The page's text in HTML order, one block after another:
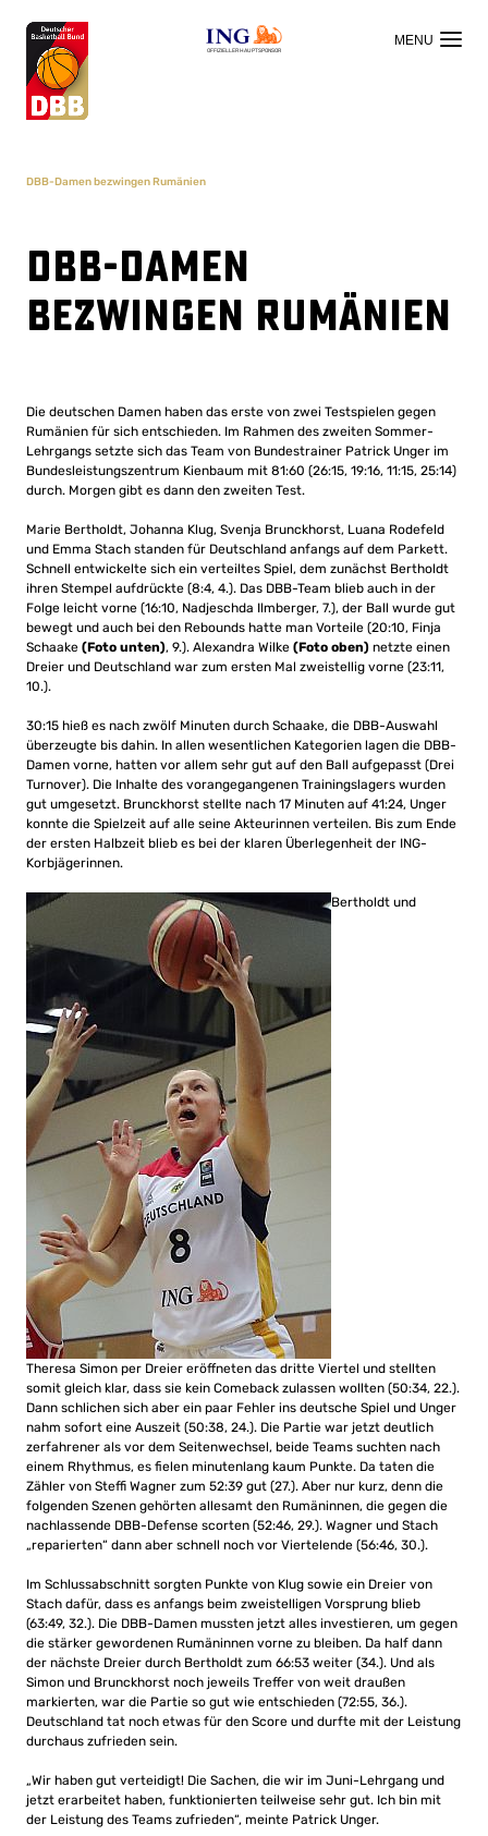
OFFIZIELLER HAUPTSPONSOR
DBB-Damen bezwingen Rumänien
DBB-Damen
bezwingen Rumänien
Die deutschen Damen haben das erste von zwei Testspielen gegen
Rumänien für sich entschieden. Im Rahmen des zweiten Sommer-
Lehrgangs setzte sich das Team von Bundestrainer Patrick Unger im
Bundesleistungszentrum Kienbaum mit 81:60 (26:15, 19:16, 11:15, 25:14)
durch. Morgen gibt es dann den zweiten Test.
Marie Bertholdt, Johanna Klug, Svenja Brunckhorst, Luana Rodefeld
und Emma Stach standen für Deutschland anfangs auf dem Parkett.
Schnell entwickelte sich ein verteiltes Spiel, dem zunächst Bertholdt
ihren Stempel aufdrückte (8:4, 4.). Das DBB-Team blieb auch in der
Folge leicht vorne (16:10, Nadjeschda Ilmberger, 7.), der Ball wurde gut
bewegt und auch bei den Rebounds hatte man Vorteile (20:10, Finja
Schaake (Foto unten), 9.). Alexandra Wilke (Foto oben) netzte einen
Dreier und Deutschland war zum ersten Mal zweistellig vorne (23:11,
10.).
30:15 hieß es nach zwölf Minuten durch Schaake, die DBB-Auswahl
überzeugte bis dahin. In allen wesentlichen Kategorien lagen die DBB-
Damen vorne, hatten vor allem sehr gut auf den Ball aufgepasst (Drei
Turnover). Die Inhalte des vorangegangenen Trainingslagers wurden
gut umgesetzt. Brunckhorst stellte nach 17 Minuten auf 41:24, Unger
konnte die Spielzeit auf alle seine Akteurinnen verteilen. Bis zum Ende
der ersten Halbzeit blieb es bei der klaren Überlegenheit der ING-
Korbjägerinnen.
Bertholdt und
Theresa Simon per Dreier eröffneten das dritte Viertel und stellten
somit gleich klar, dass sie kein Comeback zulassen wollten (50:34, 22.).
Dann schlichen sich aber ein paar Fehler ins deutsche Spiel und Unger
nahm sofort eine Auszeit (50:38, 24.). Die Partie war jetzt deutlich
zerfahrener als vor dem Seitenwechsel, beide Teams suchten nach
einem Rhythmus, es fielen minutenlang kaum Punkte. Da taten die
Zähler von Steffi Wagner zum 52:39 gut (27.). Aber nur kurz, denn die
folgenden Szenen gehörten allesamt den Rumäninnen, die gegen die
nachlassende DBB-Defense scorten (52:46, 29.). Wagner und Stach
„reparierten“ dann aber schnell noch vor Viertelende (56:46, 30.).
Im Schlussabschnitt sorgten Punkte von Klug sowie ein Dreier von
Stach dafür, dass es anfangs beim zweistelligen Vorsprung blieb
(63:49, 32.). Die DBB-Damen mussten jetzt alles investieren, um gegen
die stärker gewordenen Rumäninnen vorne zu bleiben. Da half dann
der nächste Dreier durch Bertholdt zum 66:53 weiter (34.). Und als
Simon und Brunckhorst noch jeweils Treffer von weit draußen
markierten, war die Partie so gut wie entschieden (72:55, 36.).
Deutschland tat noch etwas für den Score und durfte mit der Leistung
durchaus zufrieden sein.
„Wir haben gut verteidigt! Die Sachen, die wir im Juni-Lehrgang und
jetzt erarbeitet haben, funktionierten teilweise sehr gut. Ich bin mit
der Leistung des Teams zufrieden“, meinte Patrick Unger.